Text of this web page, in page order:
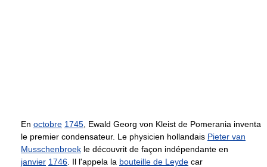
En octobre 1745 , Ewald Georg von Kleist de Pomerania inventa
le premier condensateur. Le physicien hollandais Pieter van
Musschenbroek le découvrit de façon indépendante en
janvier 1746 . Il l'appela la bouteille de Leyde car